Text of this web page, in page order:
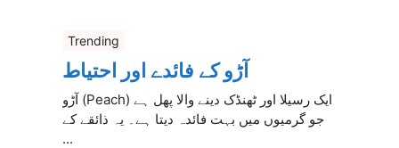
Trending
آڑو کے فائدے اور احتیاط
آڑو (Peach) ایک رسیلا اور ٹھنڈک دینے والا پھل ہے
جو گرمیوں میں بہت فائدہ دیتا ہے۔ یہ ذائقے کے
...